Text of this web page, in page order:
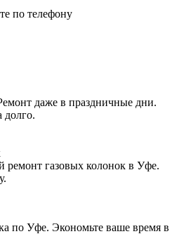
по телефону
даже в праздничные дни.
долго.
ремонт газовых колонок в Уфе.
по Уфе. Экономьте ваше время в